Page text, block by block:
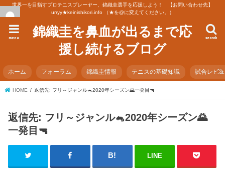
世界一を目指すプロテニスプレーヤー、錦織圭選手を応援しよう！ 【お問い合わせ先】
urryy★keinishikori.info （★を@に変えてください。）
錦織圭を鼻血が出るまで応
援し続けるブログ
search
menu
ホーム フォーラム 錦織圭情報 テニスの基礎知識 試合レビ
HOME 返信先: フリ～ジャンル🐁2020年シーズン🌄一発目🔫
返信先: フリ～ジャンル🐁2020年シーズン🌄
一発目🔫
LINE